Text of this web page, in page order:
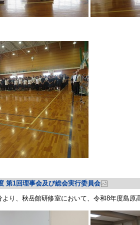
第1回理事会及び総会実行委員会
り、秋岳館研修室において、令和8年度島原